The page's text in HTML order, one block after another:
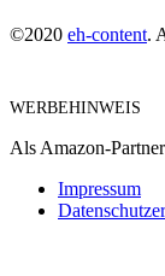
©2020 eh-content.
WERBEHINWEIS
Als Amazon-
Impressum